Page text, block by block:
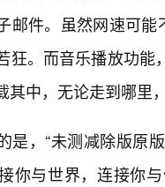
邮件。虽然网速可
狂。而音乐播放功
其中，无论走到哪里
是，“未测减除版原
你与世界，连接你